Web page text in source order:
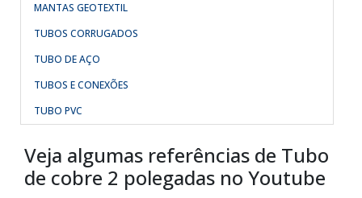
MANTAS GEOTEXTIL
TUBOS CORRUGADOS
TUBO DE AÇO
TUBOS E CONEXÕES
TUBO PVC
Veja algumas referências de Tubo
de cobre 2 polegadas no Youtube